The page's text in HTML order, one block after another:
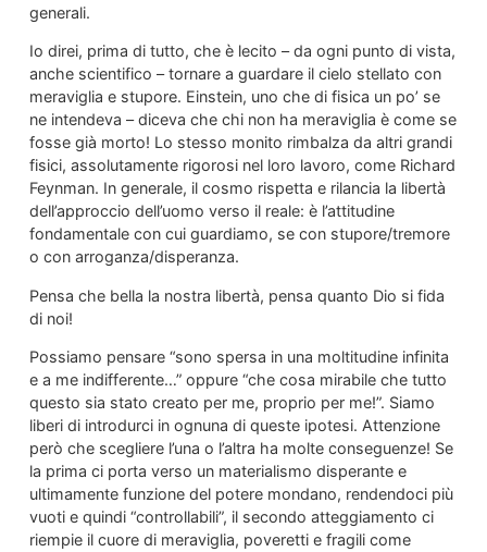
generali.
Io direi, prima di tutto, che è lecito – da ogni punto di vista,
anche scientifico – tornare a guardare il cielo stellato con
meraviglia e stupore. Einstein, uno che di fisica un po’ se
ne intendeva – diceva che chi non ha meraviglia è come se
fosse già morto! Lo stesso monito rimbalza da altri grandi
fisici, assolutamente rigorosi nel loro lavoro, come Richard
Feynman. In generale, il cosmo rispetta e rilancia la libertà
dell’approccio dell’uomo verso il reale: è l’attitudine
fondamentale con cui guardiamo, se con stupore/tremore
o con arroganza/disperanza.
Pensa che bella la nostra libertà, pensa quanto Dio si fida
di noi!
Possiamo pensare “sono spersa in una moltitudine infinita
e a me indifferente…” oppure “che cosa mirabile che tutto
questo sia stato creato per me, proprio per me!”. Siamo
liberi di introdurci in ognuna di queste ipotesi. Attenzione
però che scegliere l’una o l’altra ha molte conseguenze! Se
la prima ci porta verso un materialismo disperante e
ultimamente funzione del potere mondano, rendendoci più
vuoti e quindi “controllabili”, il secondo atteggiamento ci
riempie il cuore di meraviglia, poveretti e fragili come